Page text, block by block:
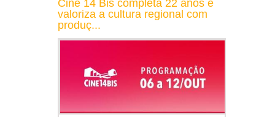
Cine 14 Bis completa 22 anos e
valoriza a cultura regional com
produç...